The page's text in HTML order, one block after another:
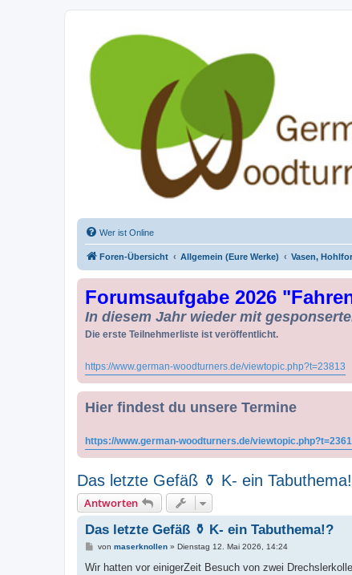
Drechseln und Kunsthandwerk -
Der Treffpunkt für Drechsler und Freunde des Kunsthandwerks
Wer ist Online
Foren-Übersicht Allgemein (Eure Werke) Vasen,
Forumsaufgabe 2026
In diesem Jahr wieder mit
Die erste Teilnehmerliste ist veröffentlicht.
https://www.german-woodturners.de/viewtopic.php?t=23813
Hier findest du unsere Termine
https://www.german-woodturners.de/
Das letzte Gefäß ⚱️ K- ein
Antworten
Das letzte Gefäß ⚱️ K- ein Tabuthema!?
B
i
von maserknollen» Dienstag 12. Mai 2026, 14:24
Wir hatten vor einigerZeit Besuch von zwei